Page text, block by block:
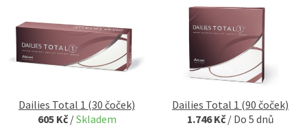
Dailies Total 1 (30 čoček)
605 Kč/Skladem
Dailies Total 1 (90 čoček)
1.746 Kč/ Do 5 dnů